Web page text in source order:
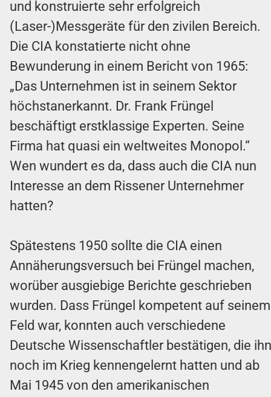
und konstruierte sehr erfolgreich
(Laser-)Messgeräte für den zivilen Bereich.
Die CIA konstatierte nicht ohne
Bewunderung in einem Bericht von 1965:
„Das Unternehmen ist in seinem Sektor
höchstanerkannt. Dr. Frank Früngel
beschäftigt erstklassige Experten. Seine
Firma hat quasi ein weltweites Monopol.“
Wen wundert es da, dass auch die CIA nun
Interesse an dem Rissener Unternehmer
hatten?
Spätestens 1950 sollte die CIA einen
Annäherungsversuch bei Früngel machen,
worüber ausgiebige Berichte geschrieben
wurden. Dass Früngel kompetent auf seinem
Feld war, konnten auch verschiedene
Deutsche Wissenschaftler bestätigen, die ihn
noch im Krieg kennengelernt hatten und ab
Mai 1945 von den amerikanischen